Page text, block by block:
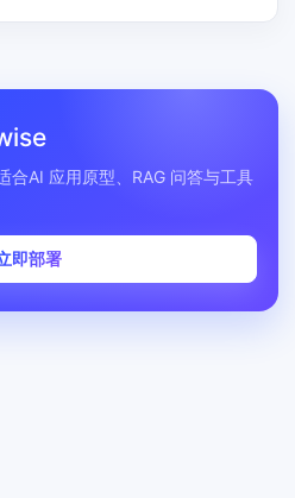
合AI 应用原型、RAG 问答与工具
即部署